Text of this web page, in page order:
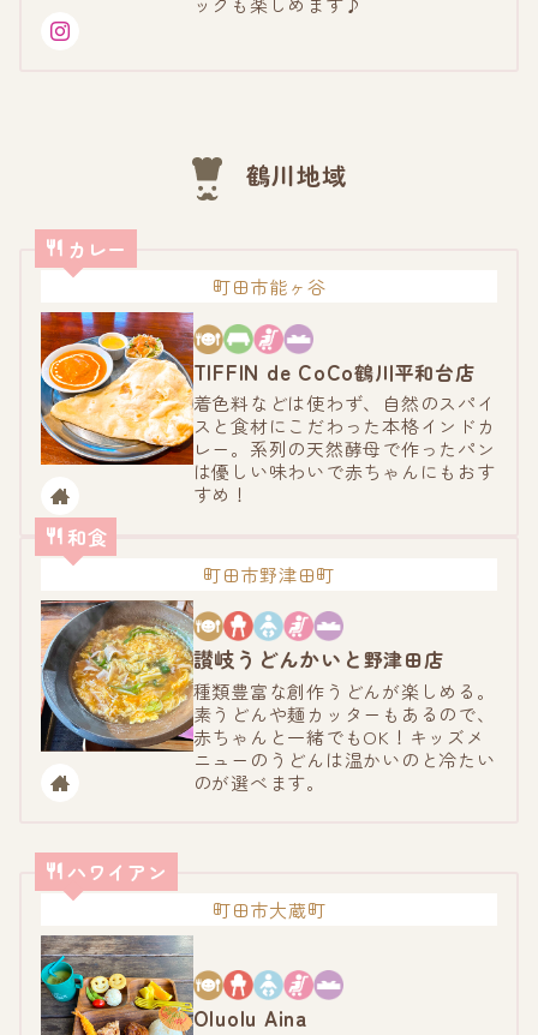
鶴川地域
カレー
町田市能ヶ谷
TIFFIN de CoCo鶴川平和台店
着色料などは使わず、自然のスパイ
スと食材にこだわった本格インドカ
レー。系列の天然酵母で作ったパン
は優しい味わいで赤ちゃんにもおす
すめ！
和食
町田市野津田町
讃岐うどんかいと野津田店
種類豊富な創作うどんが楽しめる。
素うどんや麺カッターもあるので、
赤ちゃんと一緒でもOK！キッズメ
ニューのうどんは温かいのと冷たい
のが選べます。
ハワイアン
町田市大蔵町
Oluolu Aina